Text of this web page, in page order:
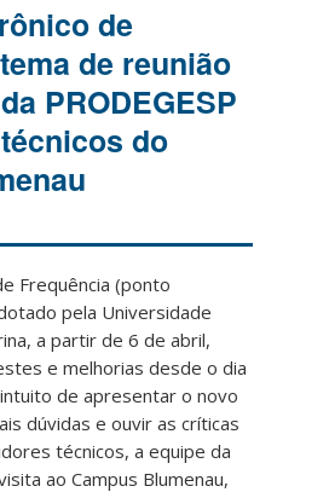
de
de reunião
PRODEGESP
do
Frequência (ponto
pela Universidade
a partir de 6 de abril,
e melhorias desde o dia
de apresentar o novo
dúvidas e ouvir as críticas
técnicos, a equipe da
ao Campus Blumenau,